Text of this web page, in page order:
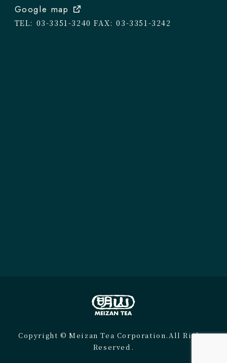
Google map
TEL: 03-3351-3240 FAX: 03-3351-3242
Copyright © Meizan Tea Corporation.All Rights
Reserved.